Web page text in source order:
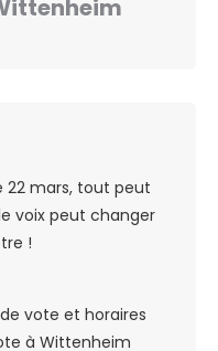
22 mars, tout peut
voix peut changer
!
vote et horaires
à Wittenheim